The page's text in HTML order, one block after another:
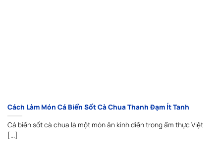
Cách Làm Món Cá Biển Sốt Cà Chua Thanh Đạm Ít Tanh
Cá biển sốt cà chua là một món ăn kinh điển trong ẩm thực Việt
[...]